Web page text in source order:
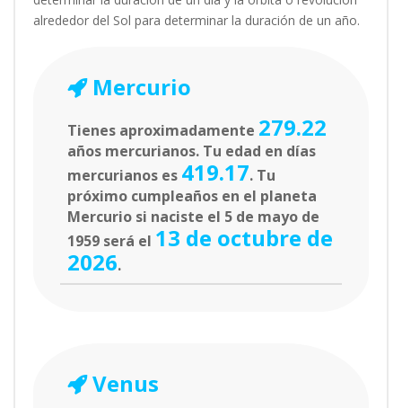
alrededor del Sol para determinar la duración de un año.
Mercurio
Tienes aproximadamente 279.22
años mercurianos. Tu edad en días
mercurianos es 419.17. Tu
próximo cumpleaños en el planeta
Mercurio si naciste el 5 de mayo de
1959 será el 13 de octubre de
2026.
Venus